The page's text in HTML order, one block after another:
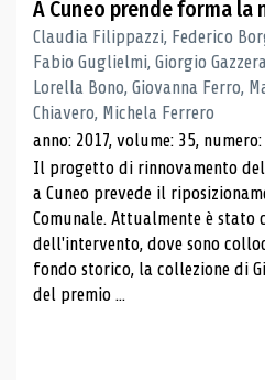
A Cuneo prende forma la
Claudia Filippazzi, Federico
Fabio Guglielmi, Giorgio
Lorella Bono, Giovanna Ferro,
Chiavero, Michela Ferrero
anno: 2017, volume: 35, numero:
Il progetto di rinnovamento
a Cuneo prevede il
Comunale. Attualmente è
dell'intervento, dove sono
fondo storico, la collezione di
del premio ...